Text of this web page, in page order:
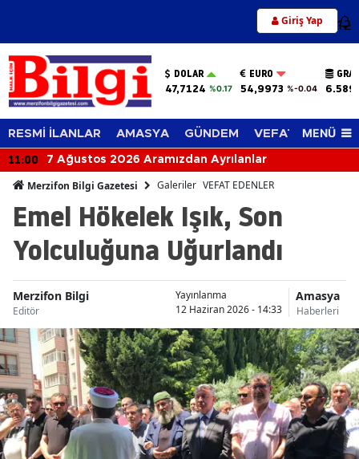
Giriş Yap 12
DOLAR
47,7124 %0.17
EURO
54,9973 %-0.04
RESMİ İLANLAR AMASYA GÜNDEM VEFAT EDENLER
MENÜ
11:00 7 Ağustos 2026 Aramızdan Ayrılanlar
Merzifon Bilgi Gazetesi Galeriler VEFAT EDENLER
Emel Hökelek Işık, Son
Yolculuğuna Uğurlandı
Merzifon Bilgi
Editör
Yayınlanma
12 Haziran 2026 - 14:33
Amasya
Haberleri